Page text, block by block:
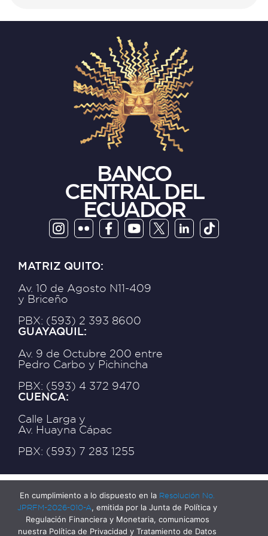
BANCO
CENTRAL DEL
ECUADOR
MATRIZ QUITO:
Av. 10 de Agosto N11-409
y Briceño
PBX: (593) 2 393 8600
GUAYAQUIL:
Av. 9 de Octubre 200 entre
Pedro Carbo y Pichincha
PBX: (593) 4 372 9470
CUENCA:
Calle Larga y
Av. Huayna Cápac
PBX: (593) 7 283 1255
En cumplimiento a lo dispuesto en la Resolución No.
JPRFM-2026-010-A, emitida por la Junta de Política y
Regulación Financiera y Monetaria, comunicamos
nuestra Política de Privacidad y Tratamiento de Datos